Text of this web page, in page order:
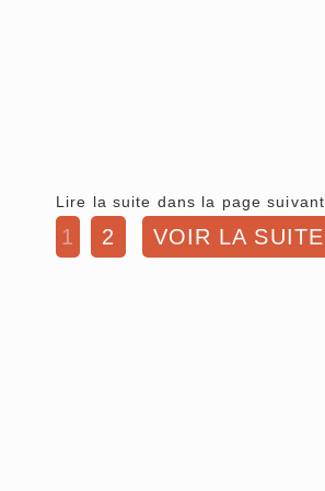
Lire la suite dans la page
1 2 VOIR LA SUITE